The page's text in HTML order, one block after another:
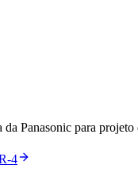
da Panasonic para
4